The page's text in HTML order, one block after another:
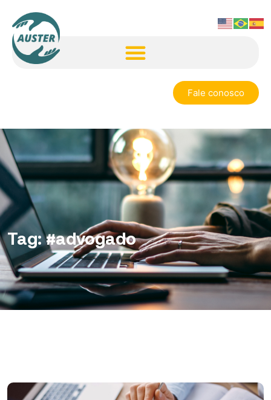
Fale conosco
Tag:#advogado